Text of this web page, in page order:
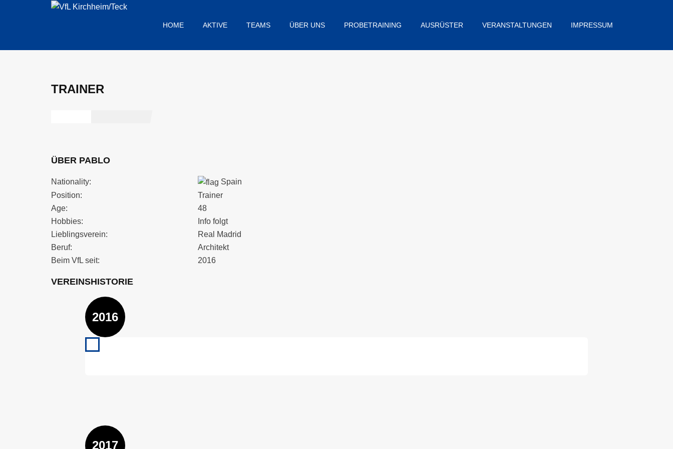
HOME AKTIVE TEAMS ÜBER UNS PROBETRAINING AUSRÜSTER VERANSTALTUNGEN IMPRESSUM
TRAINER
ÜBER PABLO
Nationality:
Spain
Position:
Trainer
Age:
48
Hobbies:
Info folgt
Lieblingsverein:
Real Madrid
Beruf:
Architekt
Beim VfL seit:
2016
VEREINSHISTORIE
2016
2016
VfL Kirchheim U7 07/2016 – 02/2017
2017